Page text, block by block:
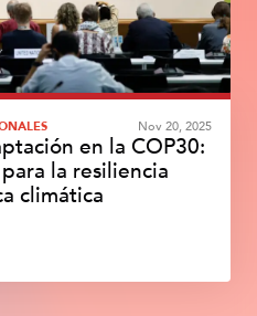
Nov 20, 2025
en la COP30:
la resiliencia
climática